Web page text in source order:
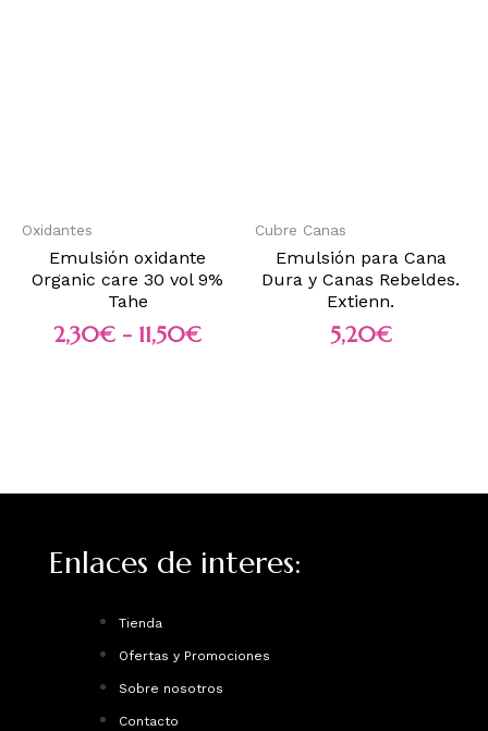
Oxidantes
Emulsión oxidante
Organic care 30 vol 9%
Tahe
2,30€ - 11,50€
Cubre Canas
Emulsión para Cana
Dura y Canas Rebeldes.
Extienn.
5,20€
Enlaces de interes:
Tienda
Ofertas y Promociones
Sobre nosotros
Contacto